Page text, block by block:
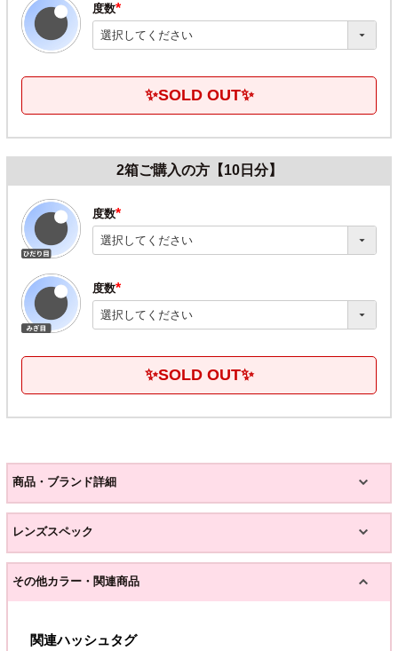
度数
(必
須)
✨SOLD OUT✨
2箱ご購入の方【10日分】
度数
(必
須)
度数
(必
須)
✨SOLD OUT✨
商品・ブランド詳細
レンズスペック
その他カラー・関連商品
関連ハッシュタグ